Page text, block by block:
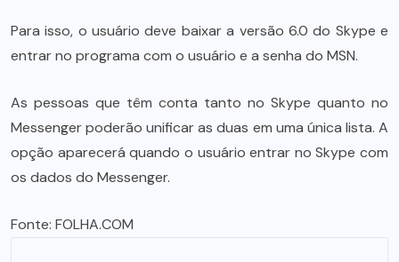
Para isso, o usuário deve baixar a versão 6.0 do Skype e
entrar no programa com o usuário e a senha do MSN.
As pessoas que têm conta tanto no Skype quanto no
Messenger poderão unificar as duas em uma única lista. A
opção aparecerá quando o usuário entrar no Skype com
os dados do Messenger.
Fonte: FOLHA.COM